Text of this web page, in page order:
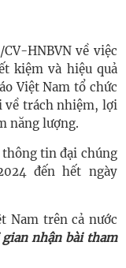
HNBVN về việc
kiệm và hiệu quả
Việt Nam tổ chức
về trách nhiệm, lợi
năng lượng.
thông tin đại chúng
đến hết ngày
Nam trên cả nước
nhận bài tham